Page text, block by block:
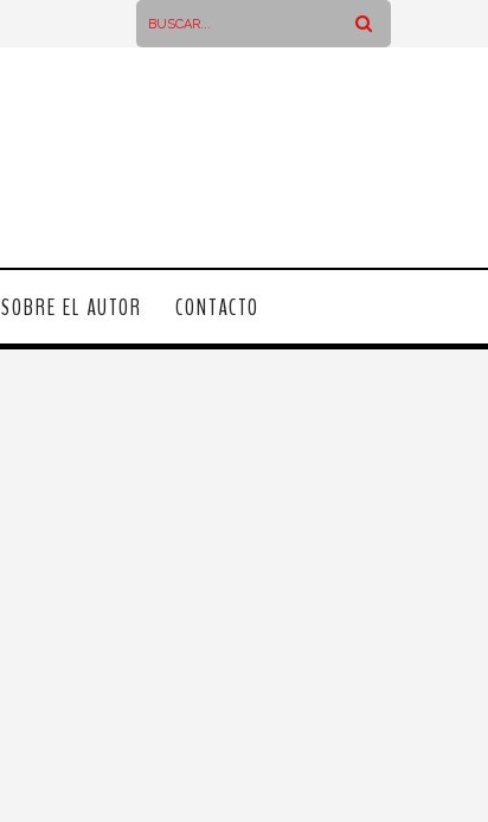
SOBRE EL AUTOR CONTACTO